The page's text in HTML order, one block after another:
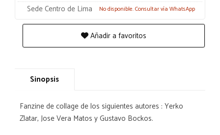
Sede Centro de Lima No disponible. Consultar vía WhatsApp
Añadir a favoritos
Sinopsis
Fanzine de collage de los siguientes autores : Yerko
Zlatar, Jose Vera Matos y Gustavo Bockos.